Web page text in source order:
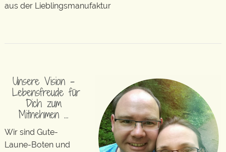
aus der Lieblingsmanufaktur
Unsere Vision –
Lebensfreude für
Dich zum
Mitnehmen …
Wir sind Gute-
Laune-Boten und